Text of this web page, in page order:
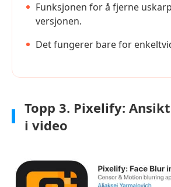
Funksjonen for å fjerne
versjonen.
Det fungerer bare for
Topp 3. Pixelify:
i video